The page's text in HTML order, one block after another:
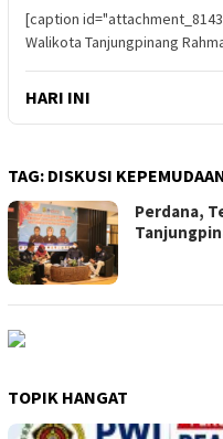
[caption
Walikota Tanjungpinang
HARI INI
TAG: DISKUSI
Perdana,
TOPIK HANGAT